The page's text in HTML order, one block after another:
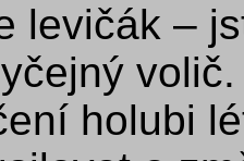
levičák –
holubi